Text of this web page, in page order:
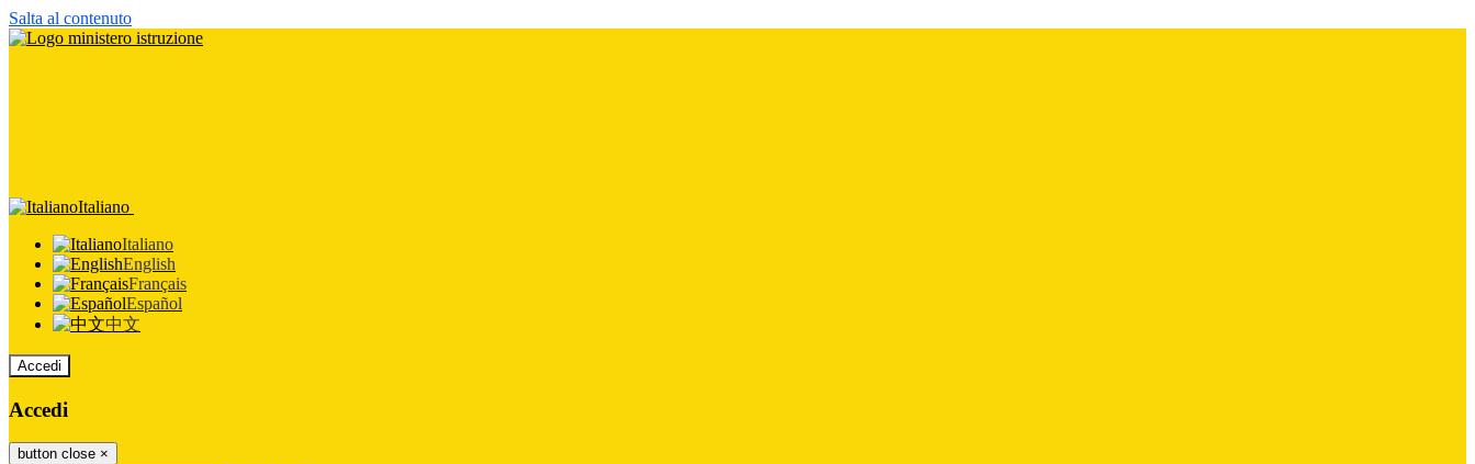
Salta al contenuto
Italiano
Italiano
English
Français
Español
中文
Accedi
Accedi
button close ×